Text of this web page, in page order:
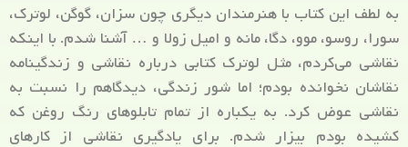
به لطف این کتاب با هنرمندان دیگری چون سزان، گوگن، لوترک،
سورا، روسو، موو، دگا، مانه و امیل زولا و … آشنا شدم. با اینکه
نقاشی می‌کردم، مثل لوترک کتابی درباره نقاشی و زندگینامه
نقاشان نخوانده بودم؛ اما شور زندگی، دیدگاهم را نسبت به
نقاشی عوض کرد. به یکباره از تمام تابلوهای رنگ روغن که
کشیده بودم بیزار شدم. برای یادگیری نقاشی از کارهای